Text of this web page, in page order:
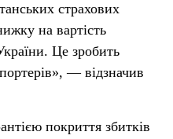
страхових
на вартість
Це зробить
— відзначив
покриття збитків